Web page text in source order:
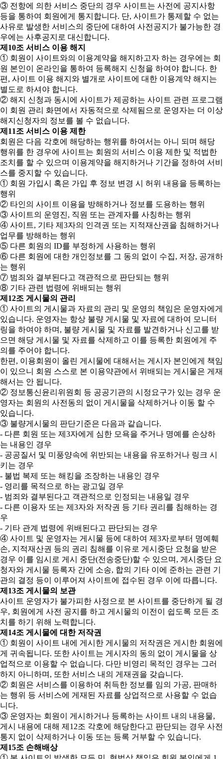
③ 전항에 의한 서비스 중단의 경우 사이트는 사전에 공지사항
등을 통하여 회원에게 통지합니다. 단, 사이트가 통제할 수 없는
사유로 발생한 서비스의 중단에 대하여 사전공지가 불가능한 경
우에는 사후공지로 대신합니다.
제10조 서비스 이용 해지
① 회원이 사이트와의 이용계약을 해지하고자 하는 경우에는 회
원 본인이 온라인을 통하여 등록해지 신청을 하여야 합니다. 한
편, 사이트 이용 해지와 별개로 사이트에 대한 이용계약 해지는
별도로 하셔야 합니다.
② 해지 신청과 동시에 사이트가 제공하는 사이트 관련 프로그램
이 회원 관리 화면에서 자동적으로 삭제됨으로 운영자는 더 이상
해지신청자의 정보를 볼 수 없습니다.
제11조 서비스 이용 제한
회원은 다음 각호에 해당하는 행위를 하여서는 아니 되며 해당
행위를 한 경우에 사이트는 회원의 서비스 이용 제한 및 적법한
조치를 할 수 있으며 이용계약을 해지하거나 기간을 정하여 서비
스를 중지할 수 있습니다.
① 회원 가입시 혹은 가입 후 정보 변경 시 허위 내용을 등록하는
행위
② 타인의 사이트 이용을 방해하거나 정보를 도용하는 행위
③ 사이트의 운영진, 직원 또는 관계자를 사칭하는 행위
④ 사이트, 기타 제3자의 인격권 또는 지적재산권을 침해하거나
업무를 방해하는 행위
⑤ 다른 회원의 ID를 부정하게 사용하는 행위
⑥ 다른 회원에 대한 개인정보를 그 동의 없이 수집, 저장, 공개하
는 행위
⑦ 범죄와 결부된다고 객관적으로 판단되는 행위
⑧ 기타 관련 법령에 위배되는 행위
제12조 게시물의 관리
① 사이트의 게시물과 자료의 관리 및 운영의 책임은 운영자에게
있습니다. 운영자는 항상 불량 게시물 및 자료에 대하여 모니터
링을 하여야 하며, 불량 게시물 및 자료를 발견하거나 신고를 받
으면 해당 게시물 및 자료를 삭제하고 이를 등록한 회원에게 주
의를 주어야 합니다.
한편, 이용회원이 올린 게시물에 대해서는 게시자 본인에게 책임
이 있으니 회원 스스로 본 이용약관에서 위배되는 게시물은 게재
해서는 안 됩니다.
② 정보통신윤리위원회 등 공공기관의 시정요구가 있는 경우 운
영자는 회원의 사전동의 없이 게시물을 삭제하거나 이동 할 수
있습니다.
③ 불량게시물의 판단기준은 다음과 같습니다.
- 다른 회원 또는 제3자에게 심한 모욕을 주거나 명예를 손상하
는 내용인 경우
- 공공질서 및 미풍양속에 위반되는 내용을 유포하거나 링크 시
키는 경우
- 불법 복제 또는 해킹을 조장하는 내용인 경우
- 영리를 목적으로 하는 광고일 경우
- 범죄와 결부된다고 객관적으로 인정되는 내용일 경우
- 다른 이용자 또는 제3자와 저작권 등 기타 권리를 침해하는 경
우
- 기타 관계 법령에 위배된다고 판단되는 경우
④ 사이트 및 운영자는 게시물 등에 대하여 제3자로부터 명예훼
손, 지적재산권 등의 권리 침해를 이유로 게시중단 요청을 받은
경우 이를 임시로 게시 중단(전송중단)할 수 있으며, 게시중단 요
청자와 게시물 등록자 간에 소송, 합의 기타 이에 준하는 관련 기
관의 결정 등이 이루어져 사이트에 접수된 경우 이에 따릅니다.
제13조 게시물의 보관
사이트 운영자가 불가피한 사정으로 본 사이트를 중단하게 될 경
우, 회원에게 사전 공지를 하고 게시물의 이전이 쉽도록 모든 조
치를 하기 위해 노력합니다.
제14조 게시물에 대한 저작권
① 회원이 사이트 내에 게시한 게시물의 저작권은 게시한 회원에
게 귀속됩니다. 또한 사이트는 게시자의 동의 없이 게시물을 상
업적으로 이용할 수 없습니다. 다만 비영리 목적인 경우는 그러
하지 아니하며, 또한 서비스 내의 게재권을 갖습니다.
② 회원은 서비스를 이용하여 취득한 정보를 임의 가공, 판매하
는 행위 등 서비스에 게재된 자료를 상업적으로 사용할 수 없습
니다.
③ 운영자는 회원이 게시하거나 등록하는 사이트 내의 내용물,
게시 내용에 대해 제12조 각호에 해당한다고 판단되는 경우 사전
통지 없이 삭제하거나 이동 또는 등록 거부할 수 있습니다.
제15조 손해배상